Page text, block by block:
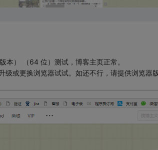
） （64 位）测试，博客主页正常。
级或更换浏览器试试。如还不行，请提供浏览器